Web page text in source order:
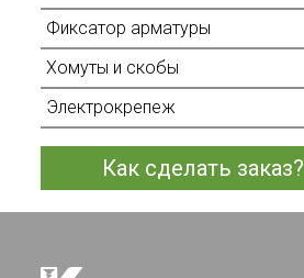
Фиксатор арматуры
Хомуты и скобы
Электрокрепеж
Как сделать заказ?